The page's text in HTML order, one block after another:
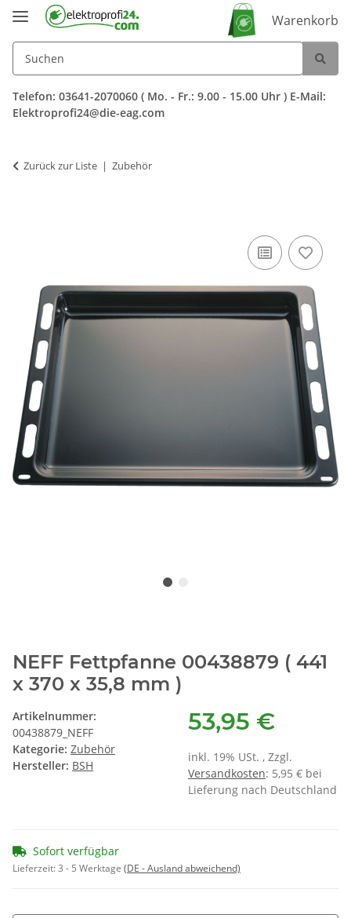
Warenkorb
Telefon: 03641-2070060 ( Mo. - Fr.: 9.00 - 15.00 Uhr ) E-Mail:
Elektroprofi24@die-eag.com
Zurück zur Liste Zubehör
NEFF Fettpfanne 00438879 ( 441
x 370 x 35,8 mm )
Artikelnummer:
00438879_NEFF
Kategorie: Zubehör
Hersteller: BSH
53,95 €
inkl. 19% USt. , Zzgl.
Versandkosten: 5,95 € bei
Lieferung nach Deutschland
Sofort verfügbar
Lieferzeit:3 - 5 Werktage (DE - Ausland abweichend)